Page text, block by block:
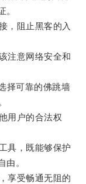
。
阻止黑客的入
意网络安全和
可靠的佛跳墙
用户的合法权
，既能够保护
由。
受畅通无阻的